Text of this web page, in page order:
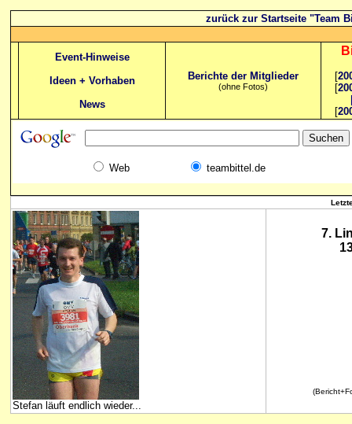
zurück zur Startseite "Team
Event-Hinweise
Ideen + Vorhaben
News
Berichte der Mitglieder
(ohne Fotos)
[
[
[
Web teambittel.de
Stefan läuft endlich wieder...
7.